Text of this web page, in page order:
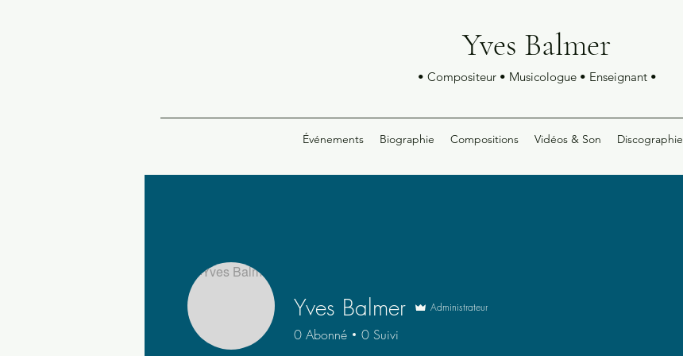
Yves Balmer
• Compositeur • Musicologue • Enseignant •
Événements Biographie Compositions Vidéos & Son Discographie
Yves Balmer Administrateur
0 Abonné 0 Suivi